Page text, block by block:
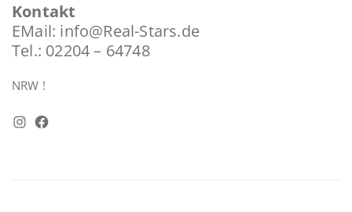
Kontakt
EMail: info@Real-Stars.de
Tel.: 02204 – 64748
NRW !
Instagram
Facebook